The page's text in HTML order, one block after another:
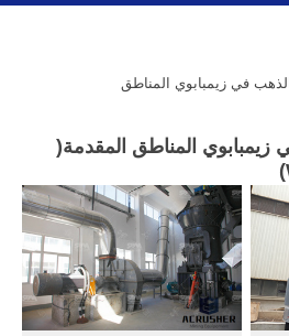
في زيمبابوي المناطق
المناطق المقدمة(
)